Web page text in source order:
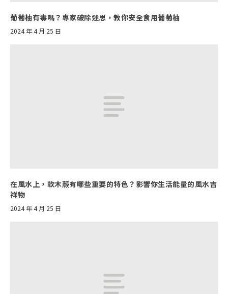
葡萄柚有毒嗎？專家破除迷思，教你安全食用葡萄柚
2024 年 4 月 25 日
在風水上，軟木蕨有哪些重要的特色？影響你生活能量的風水吉
祥物
2024 年 4 月 25 日